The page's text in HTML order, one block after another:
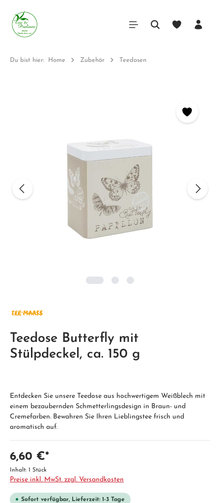
Du bist hier: Home Zubehör Teedosen
Teedose Butterfly mit
Stülpdeckel, ca. 150 g
Entdecken Sie unsere Teedose aus hochwertigem Weißblech mit
einem bezaubernden Schmetterlingsdesign in Braun- und
Cremefarben. Bewahren Sie Ihren Lieblingstee frisch und
aromatisch auf.
6,60 €*
Inhalt: 1 Stück
Preise inkl. MwSt. zzgl. Versandkosten
Sofort verfügbar, Lieferzeit: 1-3 Tage